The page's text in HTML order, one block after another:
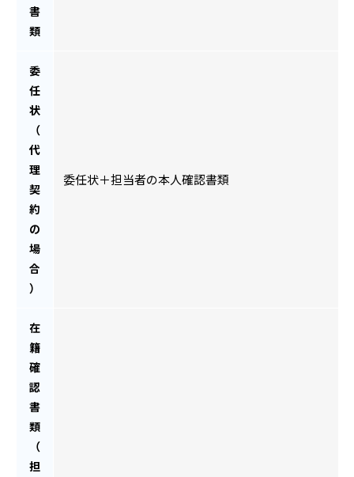
書
類
委
任
状
（
代
理
契
約
の
場
合
）
委任状＋担当者の本人確認書類
在
籍
確
認
書
類
（
担